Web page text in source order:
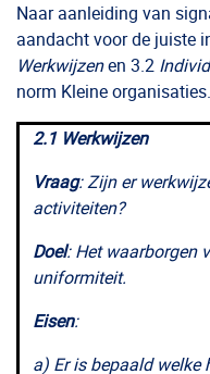
Naar aanleiding van
aandacht voor de juiste
Werkwijzenen 3.2
norm Kleine organisaties.
2.1 Werkwijzen
Vraag: Zijn er
activiteiten?
Doel: Het waarborgen
uniformiteit.
Eisen:
a) Er is bepaald welke